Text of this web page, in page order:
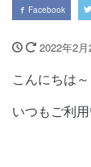
Facebook
2022年2月
こんにちは
いつもご利